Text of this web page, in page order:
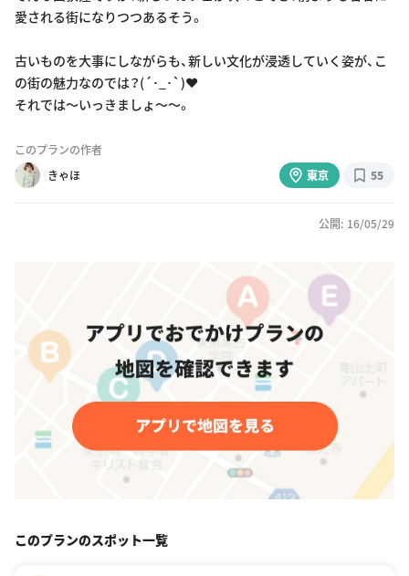
愛される街になりつつあるそう。
古いものを大事にしながらも、新しい文化が浸透していく姿が、こ
の街の魅力なのでは？(´･_･`)❤︎
それでは〜いっきましょ〜〜。
このプランの作者
きゃほ
東京 55
公開: 16/05/29
このプランのスポット一覧